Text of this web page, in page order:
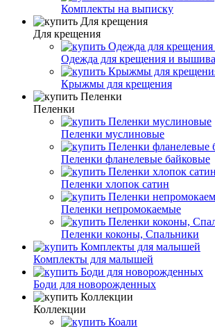
Комплекты на выписку
Для крещения
Одежда для крещения и
Крыжмы для крещения
Пеленки
Пеленки муслиновые
Пеленки фланелевые байковые
Пеленки хлопок сатин
Пеленки непромокаемые
Пеленки коконы, Спальники
Комплекты для малышей
Боди для новорожденных
Коллекции